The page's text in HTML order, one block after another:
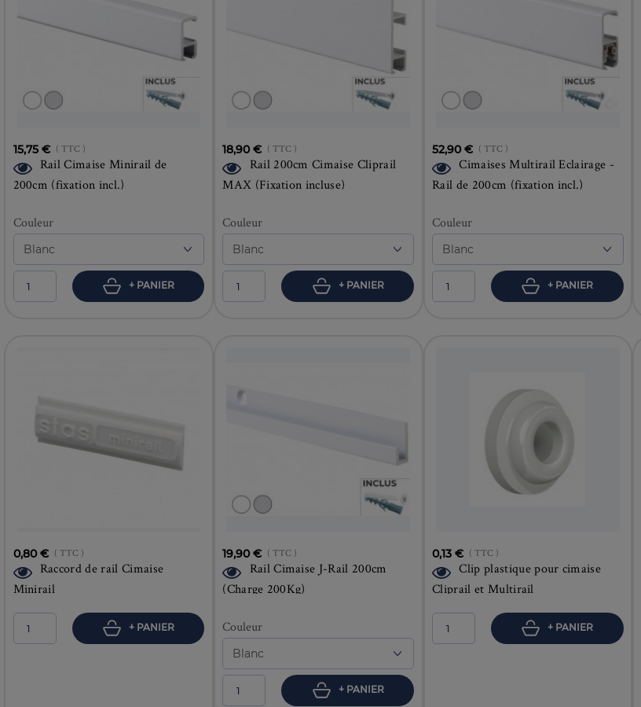
15,75 € ( TTC )
Rail Cimaise Minirail de
200cm (fixation incl.)
Couleur
+ PANIER
18,90 € ( TTC )
Rail 200cm Cimaise Cliprail
MAX (Fixation incluse)
Couleur
+ PANIER
52,90 € ( TTC )
Cimaises Multirail Eclairage -
Rail de 200cm (fixation incl.)
Couleur
+ PANIER
0,80 € ( TTC )
Raccord de rail Cimaise
Minirail
+ PANIER
19,90 € ( TTC )
Rail Cimaise J-Rail 200cm
(Charge 200Kg)
Couleur
+ PANIER
0,13 € ( TTC )
Clip plastique pour cimaise
Cliprail et Multirail
+ PANIER